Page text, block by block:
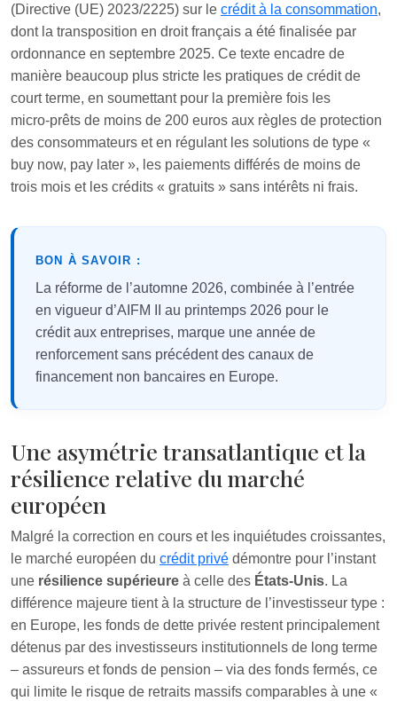
(Directive (UE) 2023/2225) sur le crédit à la consommation,
dont la transposition en droit français a été finalisée par
ordonnance en septembre 2025. Ce texte encadre de
manière beaucoup plus stricte les pratiques de crédit de
court terme, en soumettant pour la première fois les
micro‑prêts de moins de 200 euros aux règles de protection
des consommateurs et en régulant les solutions de type «
buy now, pay later », les paiements différés de moins de
trois mois et les crédits « gratuits » sans intérêts ni frais.
BON À SAVOIR :
La réforme de l’automne 2026, combinée à l’entrée
en vigueur d’AIFM II au printemps 2026 pour le
crédit aux entreprises, marque une année de
renforcement sans précédent des canaux de
financement non bancaires en Europe.
Une asymétrie transatlantique et la
résilience relative du marché
européen
Malgré la correction en cours et les inquiétudes croissantes,
le marché européen du crédit privé démontre pour l’instant
une résilience supérieure à celle des États‑Unis. La
différence majeure tient à la structure de l’investisseur type :
en Europe, les fonds de dette privée restent principalement
détenus par des investisseurs institutionnels de long terme
– assureurs et fonds de pension – via des fonds fermés, ce
qui limite le risque de retraits massifs comparables à une «